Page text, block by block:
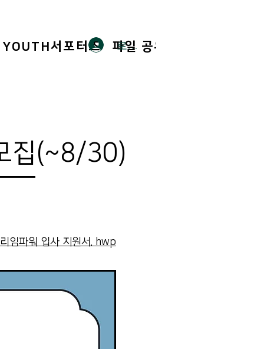
YOUTH서포터즈 파일 공유
로그인
집(~8/30)
임파워 입사 지원서. hwp